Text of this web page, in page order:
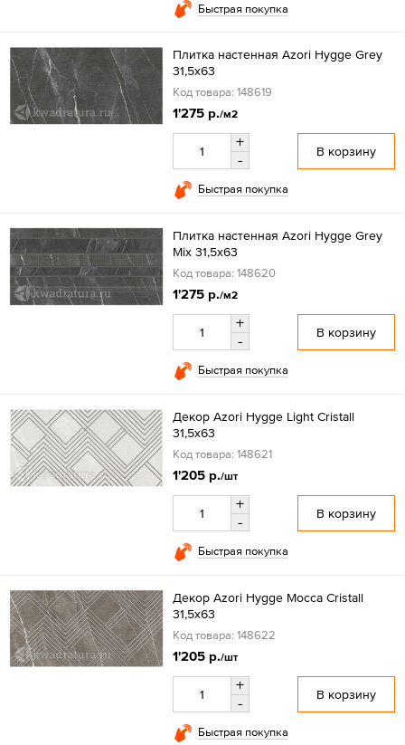
Быстрая покупка
Плитка настенная Azori Hygge Grey
31,5x63
Код товара: 148619
1'275 р./м2
+
-
В корзину
Быстрая покупка
Плитка настенная Azori Hygge Grey
Mix 31,5x63
Код товара: 148620
1'275 р./м2
+
-
В корзину
Быстрая покупка
Декор Azori Hygge Light Cristall
31,5x63
Код товара: 148621
1'205 р./шт
+
-
В корзину
Быстрая покупка
Декор Azori Hygge Mocca Cristall
31,5x63
Код товара: 148622
1'205 р./шт
+
-
В корзину
Быстрая покупка